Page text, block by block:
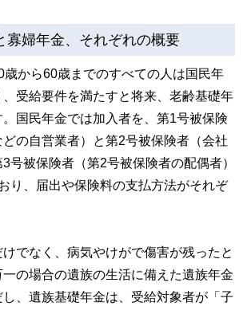
寡婦年金、それぞれの概要
歳から60歳までのすべての人は国民年
受給要件を満たすと将来、老齢基礎年
国民年金では加入者を、第1号被保険
の自営業者）と第2号被保険者（会社
号被保険者（第2号被保険者の配偶者）
り、届出や保険料の支払方法がそれぞ
でなく、病気やけがで傷害が残ったと
一の場合の遺族の生活に備えた遺族年金
、遺族基礎年金は、受給対象者が「子